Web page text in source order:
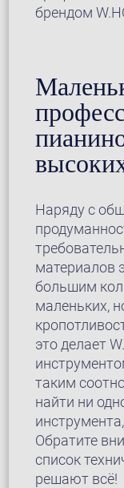
брендом
Наряду с
материалов
большим
маленьких,
это делает
таким
найти ни
Обратите
список
решают всё!